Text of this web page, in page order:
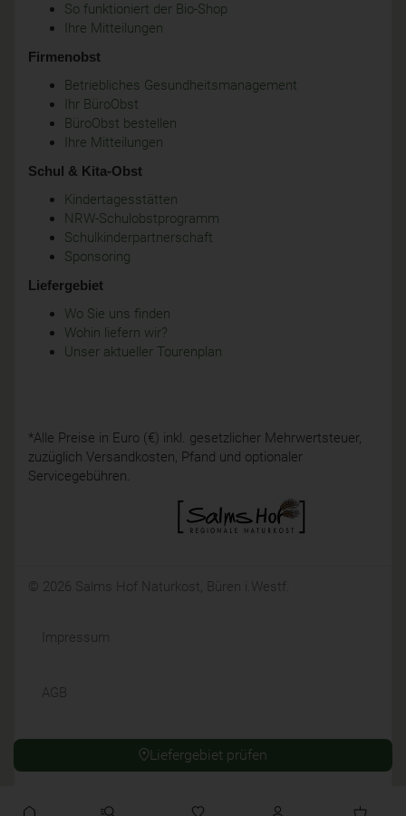
Liefergebiet prüfen
So funktioniert der Bio-Shop
Ihre Mitteilungen
Firmenobst
Betriebliches Gesundheitsmanagement
Ihr BüroObst
BüroObst bestellen
Ihre Mitteilungen
Schul & Kita-Obst
Kindertagesstätten
NRW-Schulobstprogramm
Schulkinderpartnerschaft
Sponsoring
Liefergebiet
Wo Sie uns finden
Wohin liefern wir?
Unser aktueller Tourenplan
*Alle Preise in Euro (€) inkl. gesetzlicher Mehrwertsteuer,
zuzüglich Versandkosten, Pfand und optionaler
Servicegebühren.
© 2026 Salms Hof Naturkost, Büren i.Westf.
Impressum
AGB
Widerrufsrecht